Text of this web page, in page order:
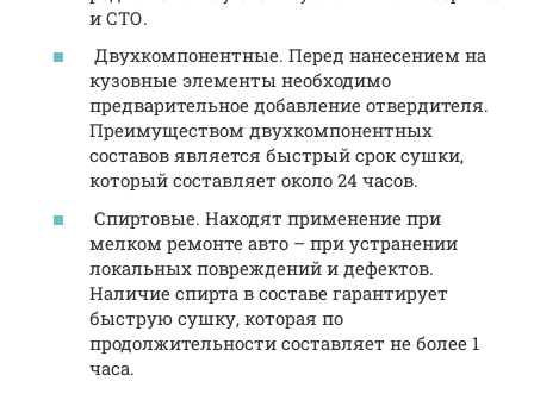
и СТО.
Двухкомпонентные. Перед нанесением на
кузовные элементы необходимо
предварительное добавление отвердителя.
Преимуществом двухкомпонентных
составов является быстрый срок сушки,
который составляет около 24 часов.
Спиртовые. Находят применение при
мелком ремонте авто – при устранении
локальных повреждений и дефектов.
Наличие спирта в составе гарантирует
быструю сушку, которая по
продолжительности составляет не более 1
часа.